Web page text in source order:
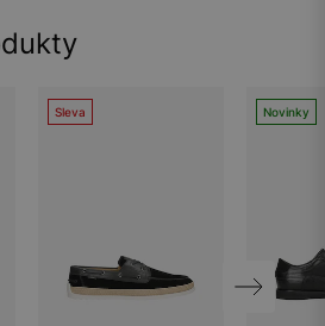
Sleva Novinky